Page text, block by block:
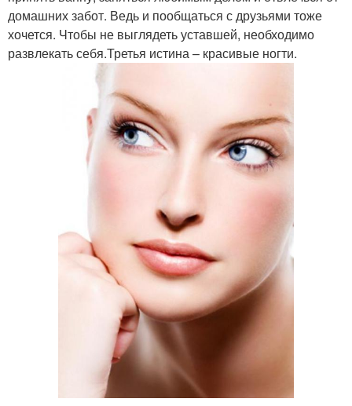
домашних забот. Ведь и пообщаться с друзьями тоже
хочется. Чтобы не выглядеть уставшей, необходимо
развлекать себя.Третья истина – красивые ногти.